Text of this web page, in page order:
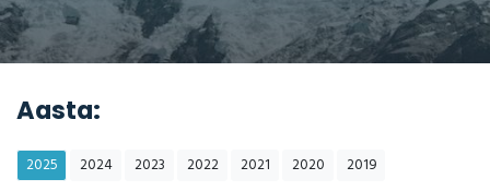
Aasta:
2025 2024 2023 2022 2021 2020 2019